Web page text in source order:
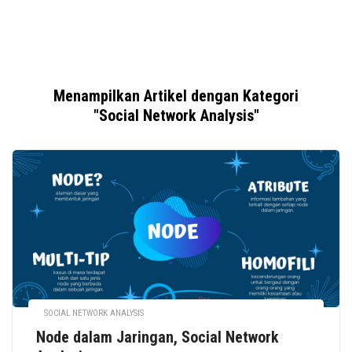
Menampilkan Artikel dengan Kategori
"Social Network Analysis"
SOCIAL NETWORK ANALYSIS
Node dalam Jaringan, Social Network